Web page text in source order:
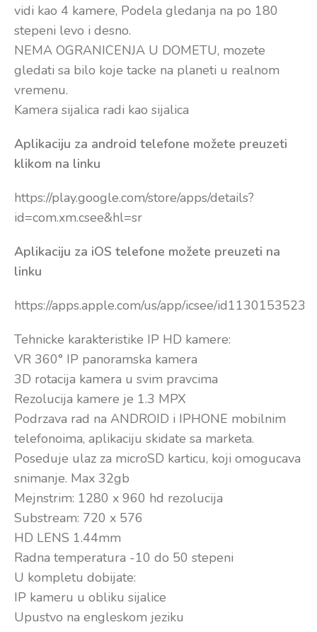
vidi kao 4 kamere, Podela gledanja na po 180
stepeni levo i desno.
NEMA OGRANICENJA U DOMETU, mozete
gledati sa bilo koje tacke na planeti u realnom
vremenu.
Kamera sijalica radi kao sijalica
Aplikaciju za android telefone možete preuzeti
klikom na linku
https://play.google.com/store/apps/details?
id=com.xm.csee&hl=sr
Aplikaciju za iOS telefone možete preuzeti na
linku
https://apps.apple.com/us/app/icsee/id1130153523
Tehnicke karakteristike IP HD kamere:
VR 360° IP panoramska kamera
3D rotacija kamera u svim pravcima
Rezolucija kamere je 1.3 MPX
Podrzava rad na ANDROID i IPHONE mobilnim
telefonoima, aplikaciju skidate sa marketa.
Poseduje ulaz za microSD karticu, koji omogucava
snimanje. Max 32gb
Mejnstrim: 1280 x 960 hd rezolucija
Substream: 720 x 576
HD LENS 1.44mm
Radna temperatura -10 do 50 stepeni
U kompletu dobijate:
IP kameru u obliku sijalice
Upustvo na engleskom jeziku